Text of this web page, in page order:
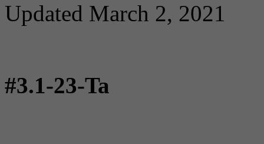
Updated March 2, 2021
#3.1-23-Ta